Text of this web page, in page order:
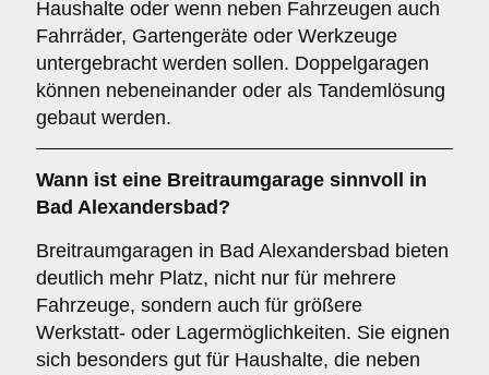
Haushalte oder wenn neben Fahrzeugen auch
Fahrräder, Gartengeräte oder Werkzeuge
untergebracht werden sollen. Doppelgaragen
können nebeneinander oder als Tandemlösung
gebaut werden.
Wann ist eine Breitraumgarage sinnvoll in
Bad Alexandersbad?
Breitraumgaragen in Bad Alexandersbad bieten
deutlich mehr Platz, nicht nur für mehrere
Fahrzeuge, sondern auch für größere
Werkstatt- oder Lagermöglichkeiten. Sie eignen
sich besonders gut für Haushalte, die neben